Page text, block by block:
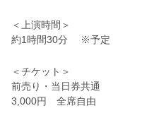
＜上演時間＞
約1時間30分 ※予定
＜チケット＞
前売り・当日券共通
3,000円 全席自由